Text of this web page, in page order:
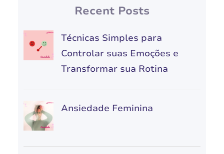
Recent Posts
Técnicas Simples para
Controlar suas Emoções e
Transformar sua Rotina
Ansiedade Feminina